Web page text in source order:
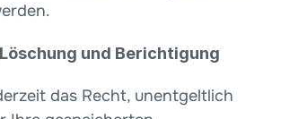
und Berichtigung
das Recht, unentgeltlich